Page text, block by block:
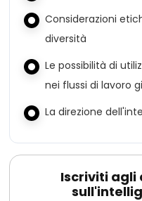
Considerazioni
diversità
Le possibilità di
nei flussi di lavoro
La direzione
Iscriviti